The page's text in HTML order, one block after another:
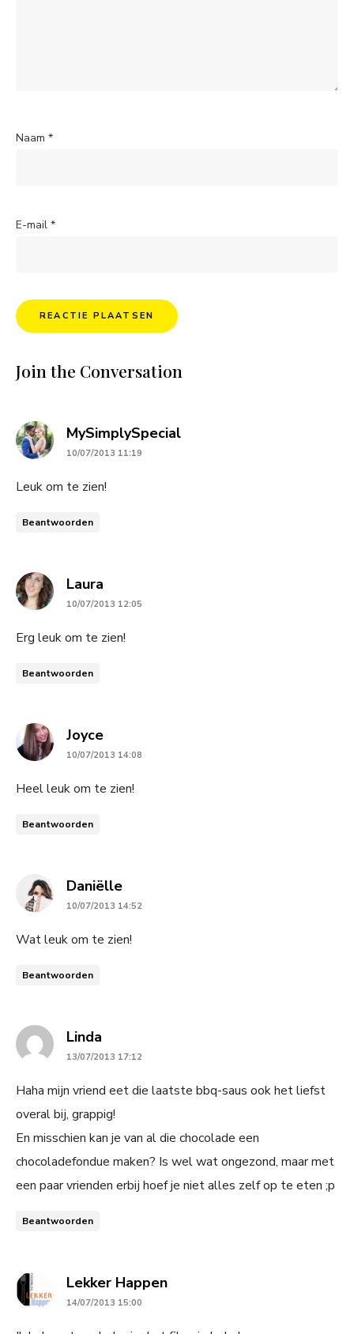
Naam *
E-mail *
Join the Conversation
MySimplySpecialsays:
10/07/2013 11:19
Leuk om te zien!
Beantwoorden
Laura
10/07/2013 12:05
Erg leuk om te zien!
Beantwoorden
Joycesays:
10/07/2013 14:08
Heel leuk om te zien!
Beantwoorden
Daniëllesays:
10/07/2013 14:52
Wat leuk om te zien!
Beantwoorden
Linda
13/07/2013 17:12
Haha mijn vriend eet die laatste bbq-saus ook het liefst
overal bij, grappig!
En misschien kan je van al die chocolade een
chocoladefondue maken? Is wel wat ongezond, maar met
een paar vrienden erbij hoef je niet alles zelf op te eten ;p
Beantwoorden
Lekker Happensays:
14/07/2013 15:00